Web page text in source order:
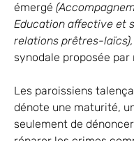
émergé
Education affective et
relations prêtres-laïcs),
synodale proposée par
Les paroissiens
dénote une maturité,
seulement de